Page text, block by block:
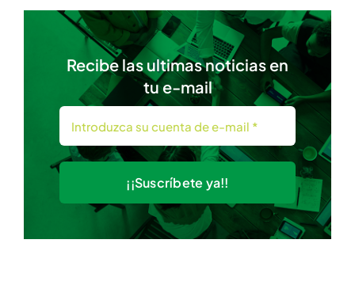
Recibe las ultimas noticias en
tu e-mail
¡¡Suscríbete ya!!